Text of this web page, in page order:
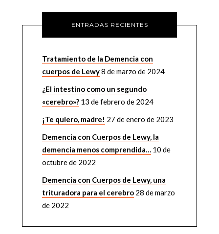
ENTRADAS RECIENTES
Tratamiento de la Demencia con
cuerpos de Lewy8 de marzo de 2024
¿El intestino como un segundo
«cerebro»? 13 de febrero de 2024
¡Te quiero, madre! 27 de enero de 2023
Demencia con Cuerpos de Lewy, la
demencia menos comprendida… 10 de
octubre de 2022
Demencia con Cuerpos de Lewy, una
trituradora para el cerebro 28 de marzo
de 2022